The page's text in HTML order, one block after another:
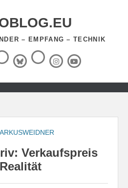
– EMPFANG – TECHNIK
ThreadsBlueSky
RSS-
Feed InstagramYouTube
Verkaufspreis